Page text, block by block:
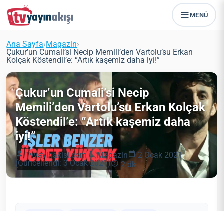
MENÜ
Ana Sayfa›Magazin›
Çukur’un Cumali’si Necip Memili’den Vartolu’su Erkan
Kolçak Köstendil’e: “Artık kaşemiz daha iyi!”
Çukur’un Cumali’si Necip
Memili’den Vartolu’su Erkan Kolçak
Köstendil’e: “Artık kaşemiz daha
iyi!”
Tvyayinakisi.com Magazin
2 Ocak 2021
(Güncellendi: 3 Ocak 2021)
2 dk